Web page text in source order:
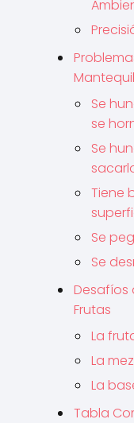
Se
se
Se
Tiene
Se
Se
Desafíos
Frutas
La
La
La
Tabla